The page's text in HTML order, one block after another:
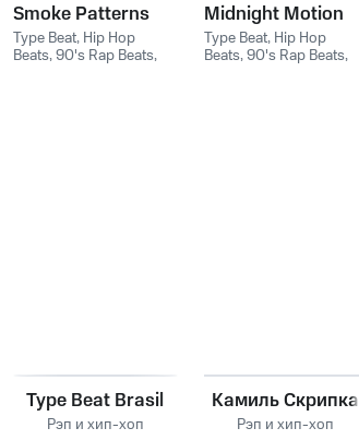
Smoke Patterns
Type Beat, Hip Hop
Beats,90's Rap Beats,
Midnight Motion
Type Beat, Hip Hop
Beats,90's Rap Beats,
Type Beat Brasil
Рэп и хип-хоп
Камиль Скрипка
Рэп и хип-хоп